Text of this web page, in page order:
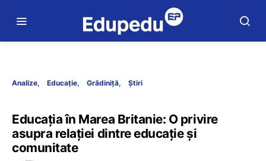
Analize Educație Grădiniță Știri
Educația în Marea Britanie: O privire
asupra relației dintre educație și
comunitate